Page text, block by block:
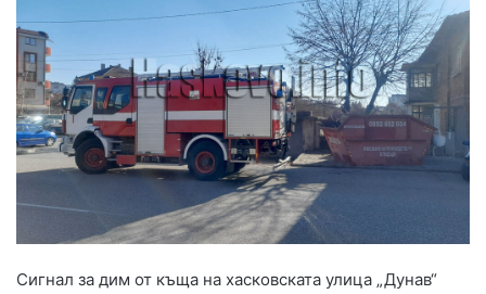
Сигнал за дим от къща на хасковската улица „Дунав“